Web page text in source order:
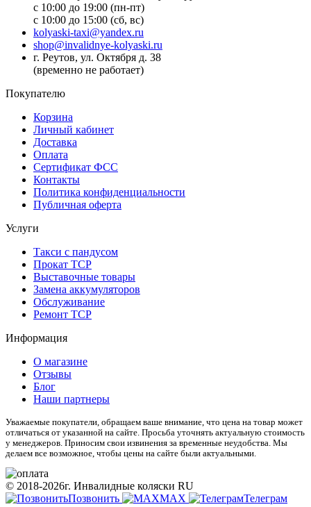
с 10:00 до 19:00 (пн-пт)
с 10:00 до 15:00 (сб, вс)
kolyaski-taxi@yandex.ru
shop@invalidnye-kolyaski.ru
г. Реутов, ул. Октября д. 38
(временно не работает)
Покупателю
Корзина
Личный кабинет
Доставка
Оплата
Сертификат ФСС
Контакты
Политика конфиденциальности
Публичная оферта
Услуги
Такси с пандусом
Прокат ТСР
Выставочные товары
Замена аккумуляторов
Обслуживание
Ремонт ТСР
Информация
О магазине
Отзывы
Блог
Наши партнеры
Уважаемые покупатели, обращаем ваше внимание, что цена на товар может
отличаться от указанной на сайте. Просьба уточнять актуальную стоимость
у менеджеров. Приносим свои извинения за временные неудобства. Мы
делаем все возможное, чтобы цены на сайте были актуальными.
© 2018-2026г. Инвалидные коляски RU
Позвонить
МАХ
Телеграм